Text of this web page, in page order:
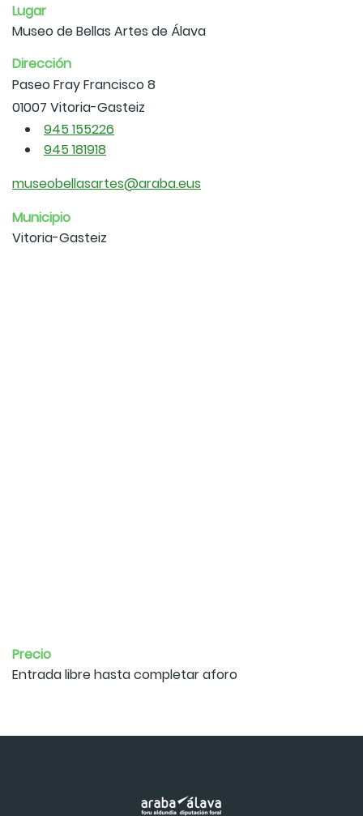
Lugar
Museo de Bellas Artes de Álava
Dirección
Paseo Fray Francisco 8
01007 Vitoria-Gasteiz
945 155226
945 181918
museobellasartes@araba.eus
Municipio
Vitoria-Gasteiz
Precio
Entrada libre hasta completar aforo